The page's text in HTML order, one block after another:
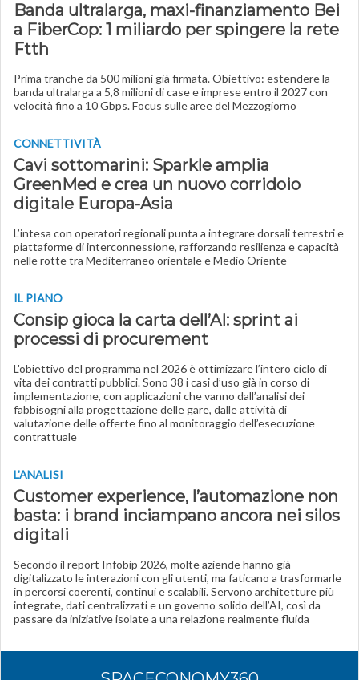
Banda ultralarga, maxi-finanziamento Bei
a FiberCop: 1 miliardo per spingere la rete
Ftth
Prima tranche da 500 milioni già firmata. Obiettivo: estendere la
banda ultralarga a 5,8 milioni di case e imprese entro il 2027 con
velocità fino a 10 Gbps. Focus sulle aree del Mezzogiorno
CONNETTIVITÀ
Cavi sottomarini: Sparkle amplia
GreenMed e crea un nuovo corridoio
digitale Europa-Asia
L’intesa con operatori regionali punta a integrare dorsali terrestri e
piattaforme di interconnessione, rafforzando resilienza e capacità
nelle rotte tra Mediterraneo orientale e Medio Oriente
IL PIANO
Consip gioca la carta dell’AI: sprint ai
processi di procurement
L'obiettivo del programma nel 2026 è ottimizzare l’intero ciclo di
vita dei contratti pubblici. Sono 38 i casi d’uso già in corso di
implementazione, con applicazioni che vanno dall’analisi dei
fabbisogni alla progettazione delle gare, dalle attività di
valutazione delle offerte fino al monitoraggio dell’esecuzione
contrattuale
L'ANALISI
Customer experience, l’automazione non
basta: i brand inciampano ancora nei silos
digitali
Secondo il report Infobip 2026, molte aziende hanno già
digitalizzato le interazioni con gli utenti, ma faticano a trasformarle
in percorsi coerenti, continui e scalabili. Servono architetture più
integrate, dati centralizzati e un governo solido dell’AI, così da
passare da iniziative isolate a una relazione realmente fluida